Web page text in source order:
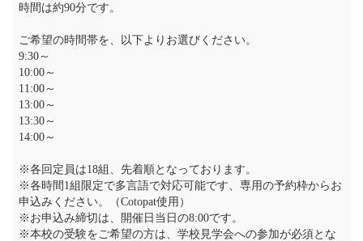
時間は約90分です。
ご希望の時間帯を、以下よりお選びください。
9:30～
10:00～
11:00～
13:00～
13:30～
14:00～
※各回定員は18組、先着順となっております。
※各時間1組限定で多言語で対応可能です、専用の予約枠からお
申込みください。（Cotopat使用）
※お申込み締切は、開催日当日の8:00です。
※本校の受験をご希望の方は、学校見学会への参加が必須とな